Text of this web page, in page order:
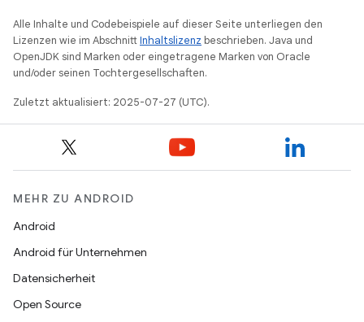
Alle Inhalte und Codebeispiele auf dieser Seite unterliegen den
Lizenzen wie im AbschnittInhaltslizenz beschrieben. Java und
OpenJDK sind Marken oder eingetragene Marken von Oracle
und/oder seinen Tochtergesellschaften.
Zuletzt aktualisiert: 2025-07-27 (UTC).
MEHR ZU ANDROID
Android
Android für Unternehmen
Datensicherheit
Open Source